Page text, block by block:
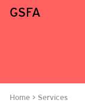
GSFA
Home Services